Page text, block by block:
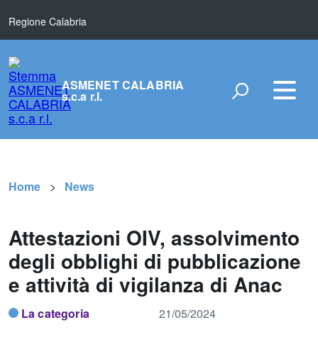
Regione Calabria
ASMENET CALABRIA
s.c.a r.l.
Home News
Attestazioni OIV, assolvimento
degli obblighi di pubblicazione
e attività di vigilanza di Anac
La categoria 21/05/2024